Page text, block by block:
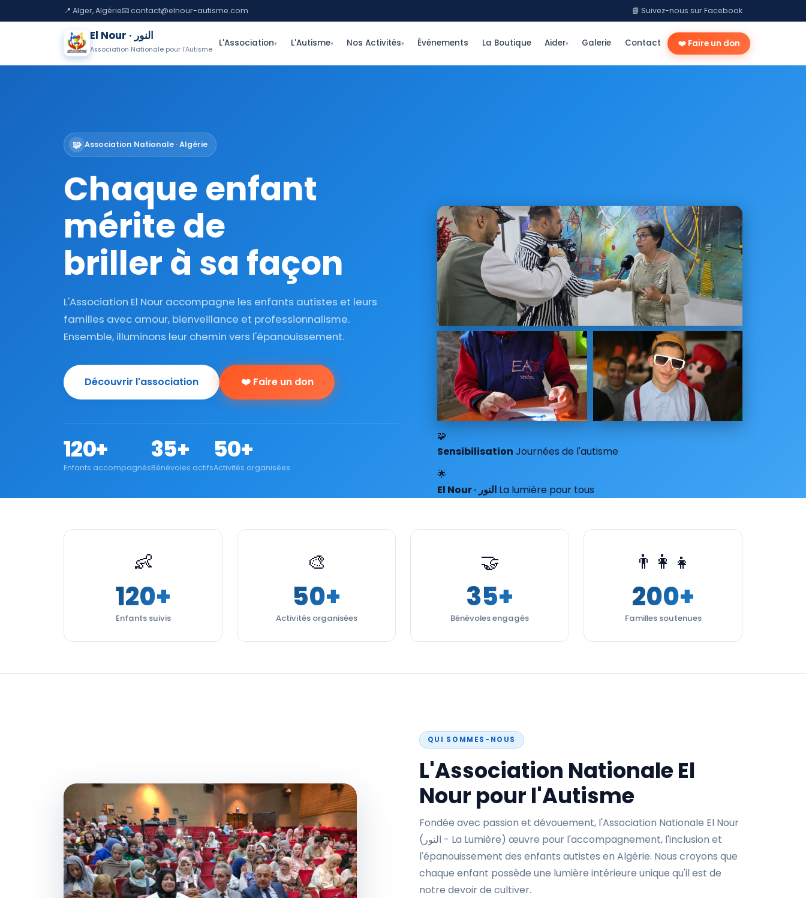
📍 Alger, Algérie📧 contact@elnour-autisme.com 📘 Suivez-nous sur Facebook
El Nour · النور
Association Nationale pour l'Autisme
L'Association▾ L'Autisme▾ Nos Activités▾ Événements La Boutique Aider▾ Galerie Contact ❤️ Faire un don
🧩 Association Nationale · Algérie
Chaque enfant
mérite de
briller à sa façon
L'Association El Nour accompagne les enfants autistes et leurs
familles avec amour, bienveillance et professionnalisme.
Ensemble, illuminons leur chemin vers l'épanouissement.
Découvrir l'association ❤️ Faire un don
120+
Enfants accompagnés
35+
Bénévoles actifs
50+
Activités organisées
🧩
Sensibilisation Journées de l'autisme
🌟
El Nour · النور La lumière pour tous
👶
120+
Enfants suivis
🎨
50+
Activités organisées
🤝
35+
Bénévoles engagés
👨‍👩‍👧
200+
Familles soutenues
QUI SOMMES-NOUS
L'Association Nationale El
Nour pour l'Autisme
Fondée avec passion et dévouement, l'Association Nationale El Nour
(النور - La Lumière) œuvre pour l'accompagnement, l'inclusion et
l'épanouissement des enfants autistes en Algérie. Nous croyons que
chaque enfant possède une lumière intérieure unique qu'il est de
notre devoir de cultiver.